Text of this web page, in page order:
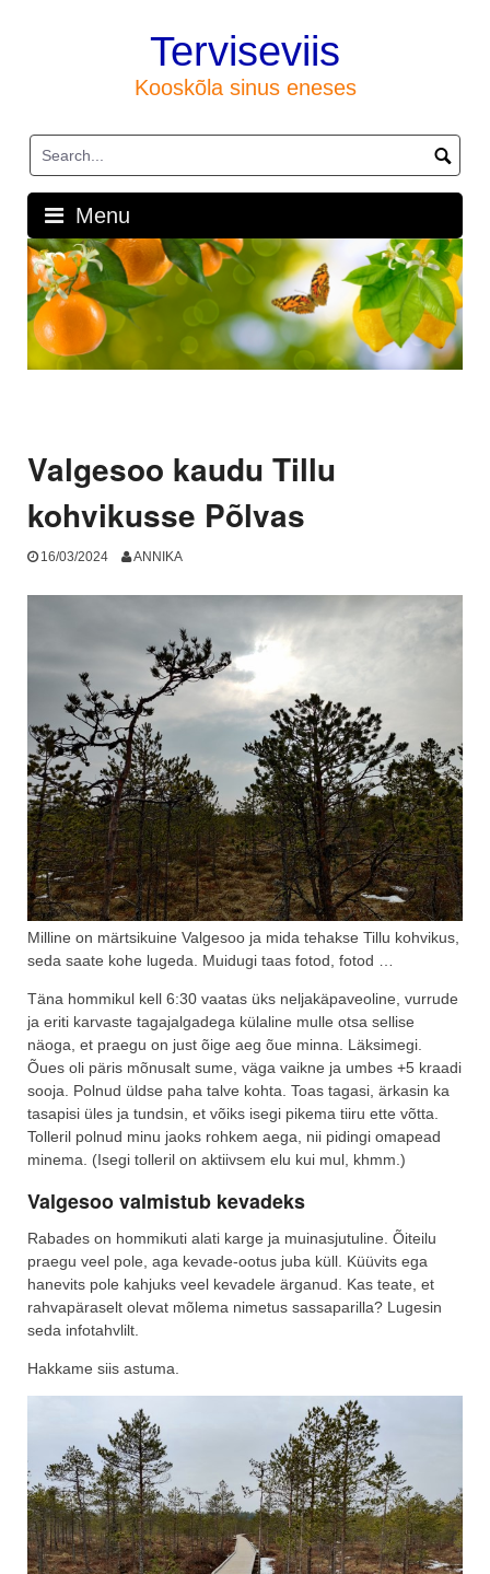
Terviseviis
Kooskõla sinus eneses
Menu
Valgesoo kaudu Tillu
kohvikusse Põlvas
16/03/2024 ANNIKA
Milline on märtsikuine Valgesoo ja mida tehakse Tillu kohvikus,
seda saate kohe lugeda. Muidugi taas fotod, fotod …
Täna hommikul kell 6:30 vaatas üks neljakäpaveoline, vurrude
ja eriti karvaste tagajalgadega külaline mulle otsa sellise
näoga, et praegu on just õige aeg õue minna. Läksimegi.
Õues oli päris mõnusalt sume, väga vaikne ja umbes +5 kraadi
sooja. Polnud üldse paha talve kohta. Toas tagasi, ärkasin ka
tasapisi üles ja tundsin, et võiks isegi pikema tiiru ette võtta.
Tolleril polnud minu jaoks rohkem aega, nii pidingi omapead
minema. (Isegi tolleril on aktiivsem elu kui mul, khmm.)
Valgesoo valmistub kevadeks
Rabades on hommikuti alati karge ja muinasjutuline. Õiteilu
praegu veel pole, aga kevade-ootus juba küll. Küüvits ega
hanevits pole kahjuks veel kevadele ärganud. Kas teate, et
rahvapäraselt olevat mõlema nimetus sassaparilla? Lugesin
seda infotahvlilt.
Hakkame siis astuma.